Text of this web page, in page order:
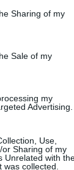
behaviour.
and its
purposes
Sharing of my
Sale of my
my
Advertising.
Use,
Sharing of my
Unrelated with
collected.